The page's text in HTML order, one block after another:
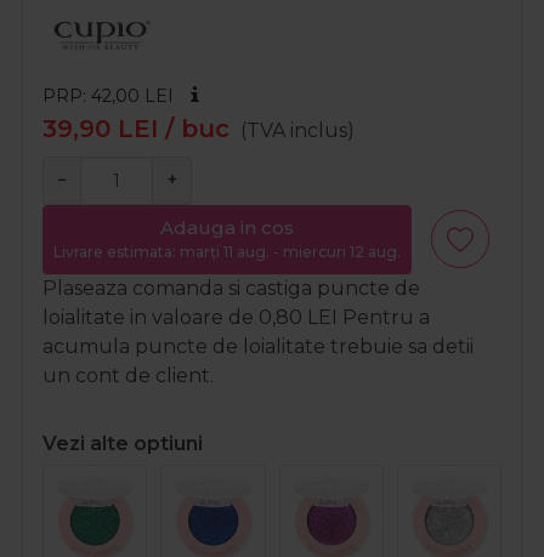
PRP: 42,00 LEI
39,90 LEI / buc (TVA inclus)
− +
Adauga in cos
Livrare estimata: marți 11 aug. - miercuri 12 aug.
Plaseaza comanda si castiga puncte de
loialitate in valoare de 0,80 LEI Pentru a
acumula puncte de loialitate trebuie sa detii
un cont de client.
Vezi alte optiuni